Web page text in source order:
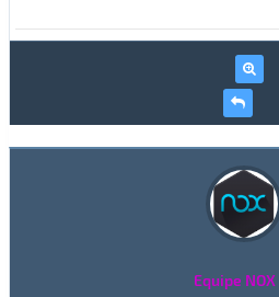
Equipe NOX